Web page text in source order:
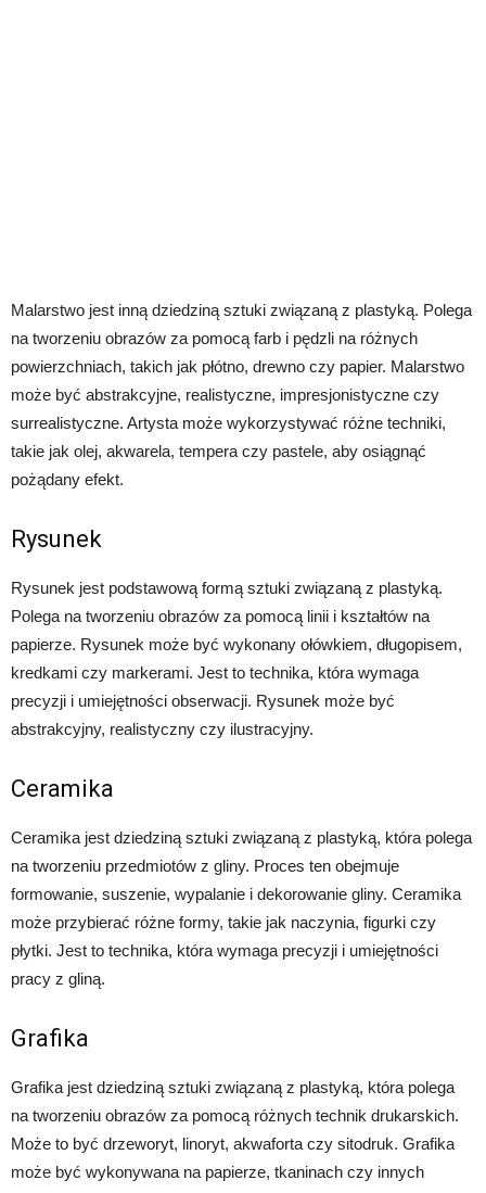
Malarstwo jest inną dziedziną sztuki związaną z plastyką. Polega
na tworzeniu obrazów za pomocą farb i pędzli na różnych
powierzchniach, takich jak płótno, drewno czy papier. Malarstwo
może być abstrakcyjne, realistyczne, impresjonistyczne czy
surrealistyczne. Artysta może wykorzystywać różne techniki,
takie jak olej, akwarela, tempera czy pastele, aby osiągnąć
pożądany efekt.
Rysunek
Rysunek jest podstawową formą sztuki związaną z plastyką.
Polega na tworzeniu obrazów za pomocą linii i kształtów na
papierze. Rysunek może być wykonany ołówkiem, długopisem,
kredkami czy markerami. Jest to technika, która wymaga
precyzji i umiejętności obserwacji. Rysunek może być
abstrakcyjny, realistyczny czy ilustracyjny.
Ceramika
Ceramika jest dziedziną sztuki związaną z plastyką, która polega
na tworzeniu przedmiotów z gliny. Proces ten obejmuje
formowanie, suszenie, wypalanie i dekorowanie gliny. Ceramika
może przybierać różne formy, takie jak naczynia, figurki czy
płytki. Jest to technika, która wymaga precyzji i umiejętności
pracy z gliną.
Grafika
Grafika jest dziedziną sztuki związaną z plastyką, która polega
na tworzeniu obrazów za pomocą różnych technik drukarskich.
Może to być drzeworyt, linoryt, akwaforta czy sitodruk. Grafika
może być wykonywana na papierze, tkaninach czy innych